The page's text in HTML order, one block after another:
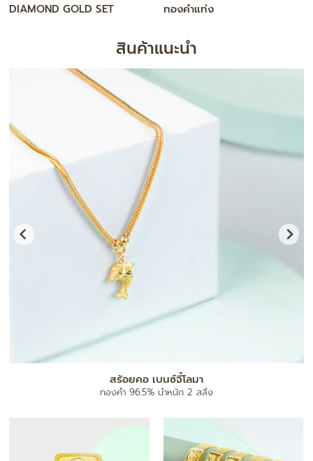
DIAMOND GOLD SET ทองคำแท่ง
สินค้าแนะนำ
สร้อยคอ เบนซ์จี้โลมา
ทองคำ 96.5% น้ำหนัก 2 สลึง